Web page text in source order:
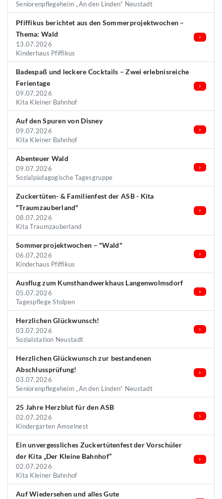
Seniorenpflegeheim „An den Linden“ Neustadt
Pfiffikus berichtet aus den Sommerprojektwochen –
Thema: Wald
13.07.2026
Kinderhaus Pfiffikus
Badespaß und leckere Cocktails – Zwei erlebnisreiche
Ferientage
09.07.2026
Kita Kleiner Bahnhof
Auf den Spuren von Disney
09.07.2026
Kita Kleiner Bahnhof
Abenteuer Wald
09.07.2026
Sozialpädagogische Tagesgruppe
Zuckertüten- & Familienfest der ASB - Kita
"Traumzauberland"
08.07.2026
Kita Traumzauberland
Sommerprojektwochen – "Wald"
06.07.2026
Kinderhaus Pfiffikus
Ausflug zum Kunsthandwerkhaus Langenwolmsdorf
05.07.2026
Tagespflege Stolpen
Herzlichen Glückwunsch!
03.07.2026
Sozialstation Neustadt
Herzlichen Glückwunsch zur bestandenen
Abschlussprüfung!
03.07.2026
Seniorenpflegeheim „An den Linden“ Neustadt
25 Jahre Herzblut für den ASB
02.07.2026
Kindergarten Amselnest
Ein unvergessliches Zuckertütenfest der Vorschüler
der Kita „Der Kleine Bahnhof“
02.07.2026
Kita Kleiner Bahnhof
Auf Wiedersehen und alles Gute